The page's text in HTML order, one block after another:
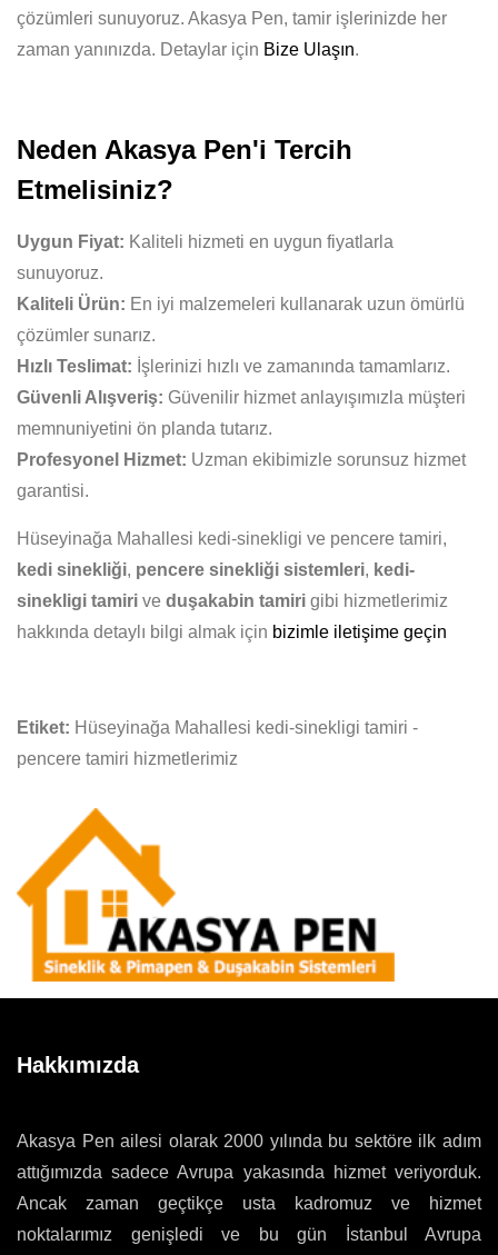
çözümleri sunuyoruz. Akasya Pen, tamir işlerinizde her
zaman yanınızda. Detaylar için Bize Ulaşın.
Neden Akasya Pen'i Tercih
Etmelisiniz?
Uygun Fiyat: Kaliteli hizmeti en uygun fiyatlarla
sunuyoruz.
Kaliteli Ürün: En iyi malzemeleri kullanarak uzun ömürlü
çözümler sunarız.
Hızlı Teslimat: İşlerinizi hızlı ve zamanında tamamlarız.
Güvenli Alışveriş: Güvenilir hizmet anlayışımızla müşteri
memnuniyetini ön planda tutarız.
Profesyonel Hizmet: Uzman ekibimizle sorunsuz hizmet
garantisi.
Hüseyinağa Mahallesi kedi-sinekligi ve pencere tamiri,
kedi sinekliği, pencere sinekliği sistemleri, kedi-
sinekligi tamiri ve duşakabin tamiri gibi hizmetlerimiz
hakkında detaylı bilgi almak için bizimle iletişime geçin
Etiket: Hüseyinağa Mahallesi kedi-sinekligi tamiri -
pencere tamiri hizmetlerimiz
Hakkımızda
Akasya Pen ailesi olarak 2000 yılında bu sektöre ilk adım
attığımızda sadece Avrupa yakasında hizmet veriyorduk.
Ancak zaman geçtikçe usta kadromuz ve hizmet
noktalarımız genişledi ve bu gün İstanbul Avrupa